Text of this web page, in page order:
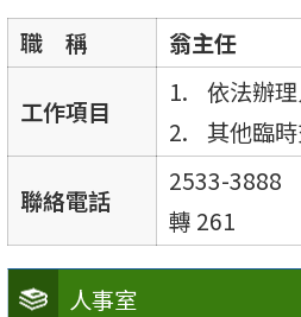
人事室
職 稱 翁主任
工作項目
依法辦
其他臨
聯絡電話
2533-3888
轉 261